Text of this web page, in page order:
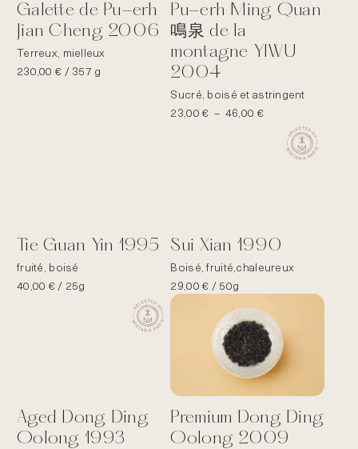
Galette de Pu-erh
Jian Cheng 2006
Terreux, mielleux
230,00 € / 357 g
Pu-erh Ming Quan
鳴泉 de la
montagne YIWU
2004
Sucré, boisé et astringent
23,00€ – 46,00 €Plage
prix :
23,00 €
Tie Guan Yin 1995
fruité, boisé
40,00 €/ 25g
Sui Xian 1990
Boisé, fruité,chaleureux
29,00€ / 50g
Aged Dong Ding
Oolong 1993
Premium Dong Ding
Oolong 2009